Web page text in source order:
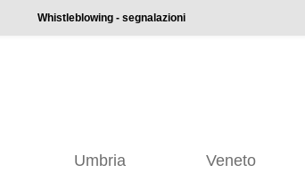
Whistleblowing - segnalazioni
Umbria Veneto